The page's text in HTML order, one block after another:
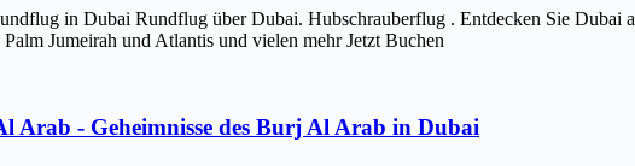
in Dubai Rundflug über Dubai. Hubschrauberflug . Entdecken Sie Dubai
Jumeirah und Atlantis und vielen mehr Jetzt Buchen
Arab - Geheimnisse des Burj Al Arab in Dubai